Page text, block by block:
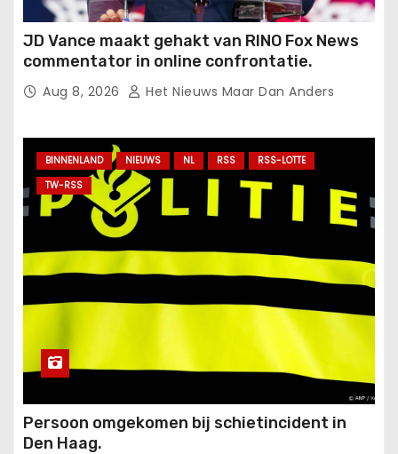
JD Vance maakt gehakt van RINO Fox News
commentator in online confrontatie.
Aug 8, 2026 Het Nieuws Maar Dan Anders
BINNENLAND NIEUWS NL RSS
RSS-LOTTE
TW-RSS
Persoon omgekomen bij schietincident in
Den Haag.